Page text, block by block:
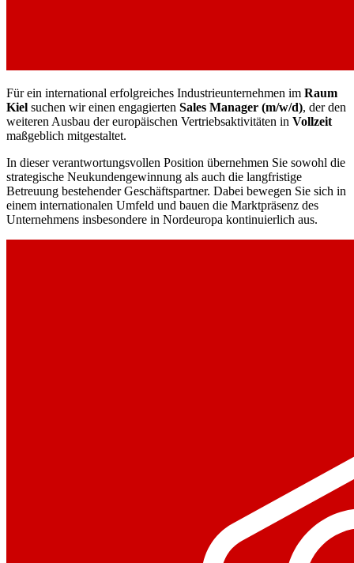
Für ein international erfolgreiches Industrieunternehmen im Raum
Kiel suchen wir einen engagierten Sales Manager (m/w/d), der den
weiteren Ausbau der europäischen Vertriebsaktivitäten in Vollzeit
maßgeblich mitgestaltet.
In dieser verantwortungsvollen Position übernehmen Sie sowohl die
strategische Neukundengewinnung als auch die langfristige
Betreuung bestehender Geschäftspartner. Dabei bewegen Sie sich in
einem internationalen Umfeld und bauen die Marktpräsenz des
Unternehmens insbesondere in Nordeuropa kontinuierlich aus.